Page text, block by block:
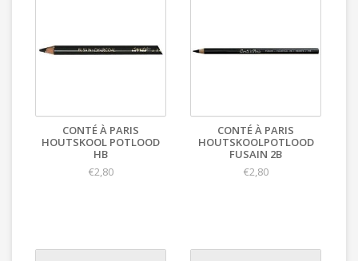
CONTÉ À PARIS
HOUTSKOOL POTLOOD
HB
€2,80
CONTÉ À PARIS
HOUTSKOOLPOTLOOD
FUSAIN 2B
€2,80